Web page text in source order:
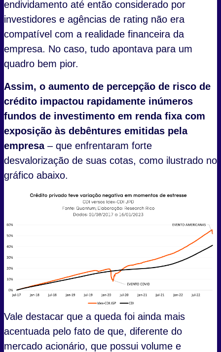
endividamento até então considerado por
investidores e agências de rating não era
compatível com a realidade financeira da
empresa. No caso, tudo apontava para um
quadro bem pior.
Assim, o aumento de percepção de risco de
crédito impactou rapidamente inúmeros
fundos de investimento em renda fixa com
exposição às debêntures emitidas pela
empresa – que enfrentaram forte
desvalorização de suas cotas, como ilustrado no
gráfico abaixo.
Vale destacar que a queda foi ainda mais
acentuada pelo fato de que, diferente do
mercado acionário, que possui volume e